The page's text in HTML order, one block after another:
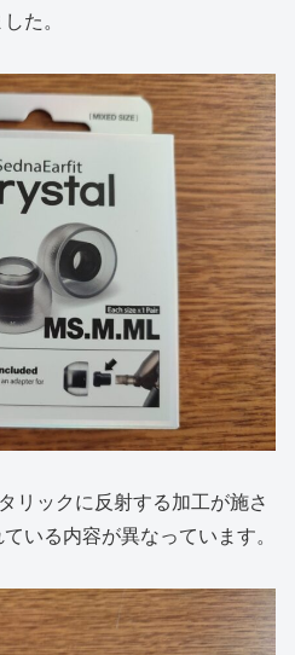
た。
リックに反射する加工が施さ
いる内容が異なっています。